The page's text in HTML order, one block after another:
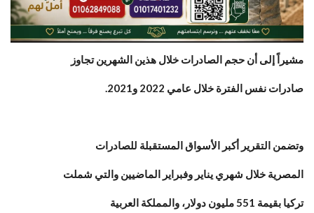
مشيراً إلى أن حجم الصادرات خلال هذين الشهرين تجاوز
صادرات نفس الفترة خلال عامي 2022 و2021.
وتضمن التقرير أكبر الأسواق المستقبلة للصادرات
المصرية خلال شهري يناير وفبراير الماضيين والتي شملت
تركيا بقيمة 551 مليون دولار، والمملكة العربية